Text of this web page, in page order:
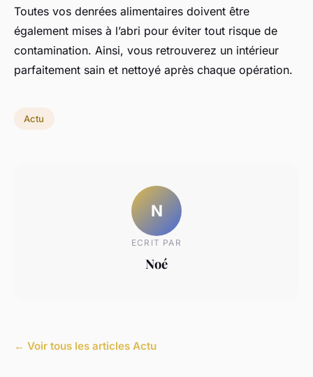
Toutes vos denrées alimentaires doivent être
également mises à l’abri pour éviter tout risque de
contamination. Ainsi, vous retrouverez un intérieur
parfaitement sain et nettoyé après chaque opération.
Actu
N
ECRIT PAR
Noé
← Voir tous les articles Actu